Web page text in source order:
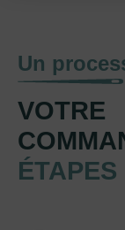
Un
VOTRE
ÉTAPES